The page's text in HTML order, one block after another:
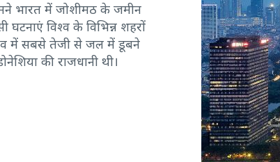
भारत में जोशीमठ के जमीन
विश्व के विभिन्न शहरों
में सबसे तेजी से जल में डूबने
की राजधानी थी।